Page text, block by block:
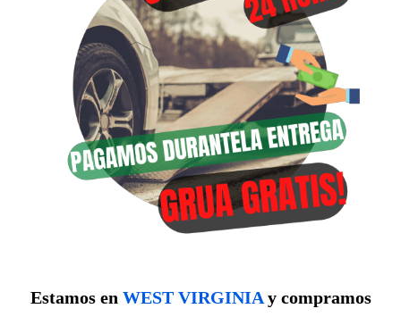
Estamos en WEST VIRGINIAy compramos